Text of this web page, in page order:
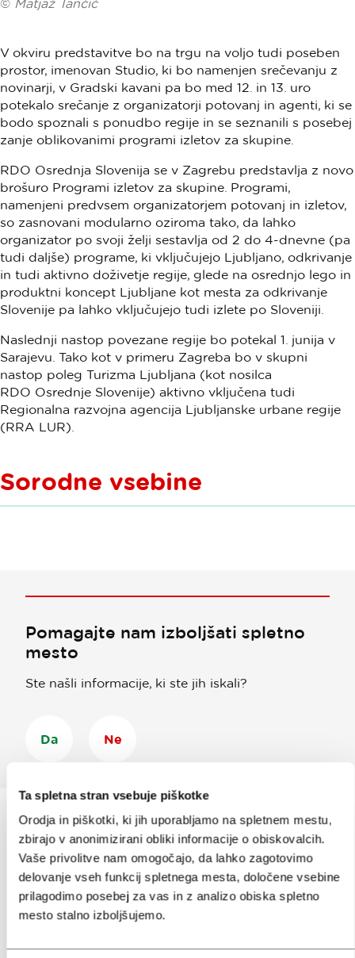
Ta spletna stran vsebuje piškotke
Orodja in piškotki, ki jih uporabljamo na spletnem mestu,
zbirajo v anonimizirani obliki informacije o obiskovalcih.
Vaše privolitve nam omogočajo, da lahko zagotovimo
delovanje vseh funkcij spletnega mesta, določene vsebine
prilagodimo posebej za vas in z analizo obiska spletno
mesto stalno izboljšujemo.
© Matjaž Tančič
V okviru predstavitve bo na trgu na voljo tudi poseben
prostor, imenovan Studio, ki bo namenjen srečevanju z
novinarji, v Gradski kavani pa bo med 12. in 13. uro
potekalo srečanje z organizatorji potovanj in agenti, ki se
bodo spoznali s ponudbo regije in se seznanili s posebej
zanje oblikovanimi programi izletov za skupine.
RDO Osrednja Slovenija se v Zagrebu predstavlja z novo
brošuro Programi izletov za skupine. Programi,
namenjeni predvsem organizatorjem potovanj in izletov,
so zasnovani modularno oziroma tako, da lahko
organizator po svoji želji sestavlja od 2 do 4-dnevne (pa
tudi daljše) programe, ki vključujejo Ljubljano, odkrivanje
in tudi aktivno doživetje regije, glede na osrednjo lego in
produktni koncept Ljubljane kot mesta za odkrivanje
Slovenije pa lahko vključujejo tudi izlete po Sloveniji.
Naslednji nastop povezane regije bo potekal 1. junija v
Sarajevu. Tako kot v primeru Zagreba bo v skupni
nastop poleg Turizma Ljubljana (kot nosilca
RDO Osrednje Slovenije) aktivno vključena tudi
Regionalna razvojna agencija Ljubljanske urbane regije
(RRA LUR).
Sorodne vsebine
Pomagajte nam izboljšati spletno
mesto
Ste našli informacije, ki ste jih iskali?
Da Ne
Prijavi se nae-novice
Ali nam sledi na: